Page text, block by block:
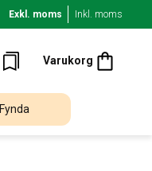
Exkl. moms Inkl. moms
Varukorg
Favoriter
Fynda